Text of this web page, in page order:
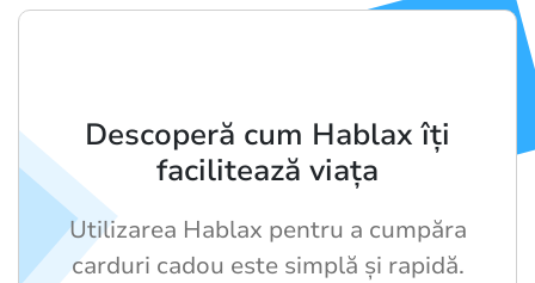
Descoperă cum Hablax îți
facilitează viața
Utilizarea Hablax pentru a cumpăra
carduri cadou este simplă și rapidă.